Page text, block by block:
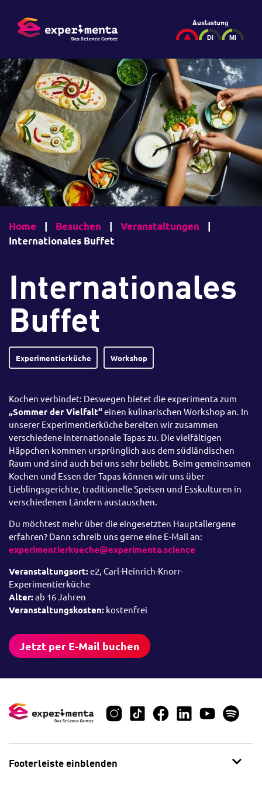
Auslastung
Home | Besuchen | Veranstaltungen
|
Internationales Buffet
Internationales
Buffet
Experimentierküche Workshop
Kochen verbindet: Deswegen bietet die experimenta zum
„Sommer der Vielfalt“einen kulinarischen Workshop an. In
unserer Experimentierküche bereiten wir zusammen
verschiedene internationaleTapas zu. Die vielfältigen
Häppchen kommen ursprünglich aus dem südländischen
Raum und sind auch bei uns sehr beliebt. Beim gemeinsamen
Kochen und Essen der Tapas können wir uns über
Lieblingsgerichte, traditionelle Speisen und Esskulturen in
verschiedenen Ländern austauschen.
Du möchtest mehr über die eingesetzten Hauptallergene
erfahren? Dann schreib uns gerne eine E-Mail an:
experimentierkueche@experimenta.science
Veranstaltungsort:e2, Carl-Heinrich-Knorr-
Experimentierküche
Alter:ab 16 Jahren
Veranstaltungskosten: kostenfrei
Jetzt per E-Mail buchen
Footerleiste einblenden